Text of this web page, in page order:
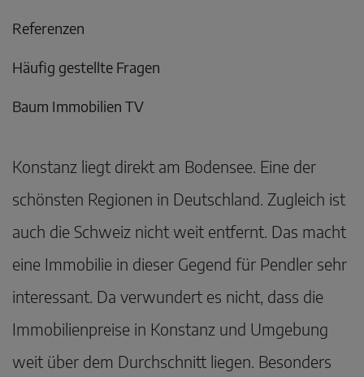
Referenzen
Häufig gestellte Fragen
Baum Immobilien TV
Konstanz liegt direkt am Bodensee. Eine der
schönsten Regionen in Deutschland. Zugleich ist
auch die Schweiz nicht weit entfernt. Das macht
eine Immobilie in dieser Gegend für Pendler sehr
interessant. Da verwundert es nicht, dass die
Immobilienpreise in Konstanz und Umgebung
weit über dem Durchschnitt liegen. Besonders